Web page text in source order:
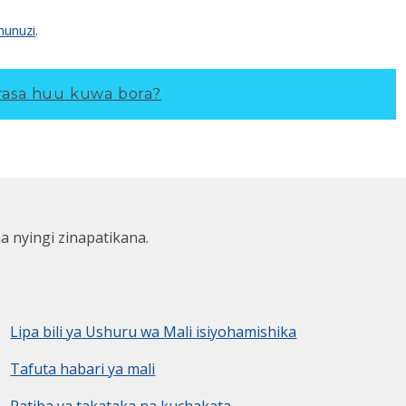
.
huu kuwa bora?
nyingi zinapatikana.
Lipa bili ya Ushuru wa Mali isiyohamishika
Tafuta habari ya mali